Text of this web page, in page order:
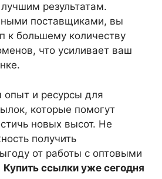
результатам.
поставщиками, вы
к большему количеству
что усиливает ваш
опыт и ресурсы для
которые помогут
новых высот. Не
получить
от работы с оптовыми
Купить ссылки уже сегодня